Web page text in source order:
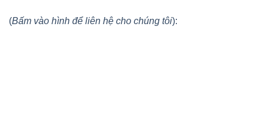
(Bấm vào hình để liên hệ cho chúng tôi):